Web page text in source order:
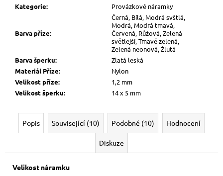
Kategorie: Provázkové náramky
Barva příze:
Černá, Bílá, Modrá svštlá,
Modrá, Modrá tmavá,
Červená, Růžová, Zelená
světlejší, Tmavě zelená,
Zelená neonová, Žlutá
Barva šperku:
Zlatá leská
Materiál Příze:
Nylon
Velikost příze:
1,2 mm
Velikost šperku: 14 x 5 mm
Popis Související (10) Podobné (10) Hodnocení
Diskuze
Velikost náramku